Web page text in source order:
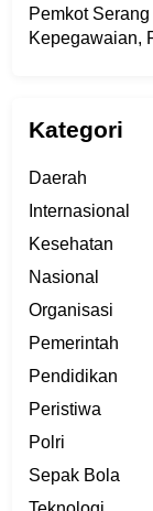
Pemkot
Kepegawaian,
Kategori
Daerah
Internasional
Kesehatan
Nasional
Organisasi
Pemerintah
Pendidikan
Peristiwa
Polri
Sepak Bola